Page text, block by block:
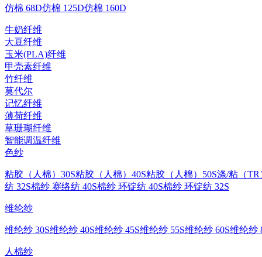
仿棉 68D仿棉 125D仿棉 160D
牛奶纤维
大豆纤维
玉米(PLA)纤维
甲壳素纤维
竹纤维
莫代尔
记忆纤维
薄荷纤维
草珊瑚纤维
智能调温纤维
色纱
粘胶（人棉）30S粘胶（人棉）40S粘胶（人棉）50S涤/粘（TR
纺 32S棉纱 赛络纺 40S棉纱 环锭纺 40S棉纱 环锭纺 32S
维纶纱
维纶纱 30S维纶纱 40S维纶纱 45S维纶纱 55S维纶纱 60S维纶纱
人棉纱